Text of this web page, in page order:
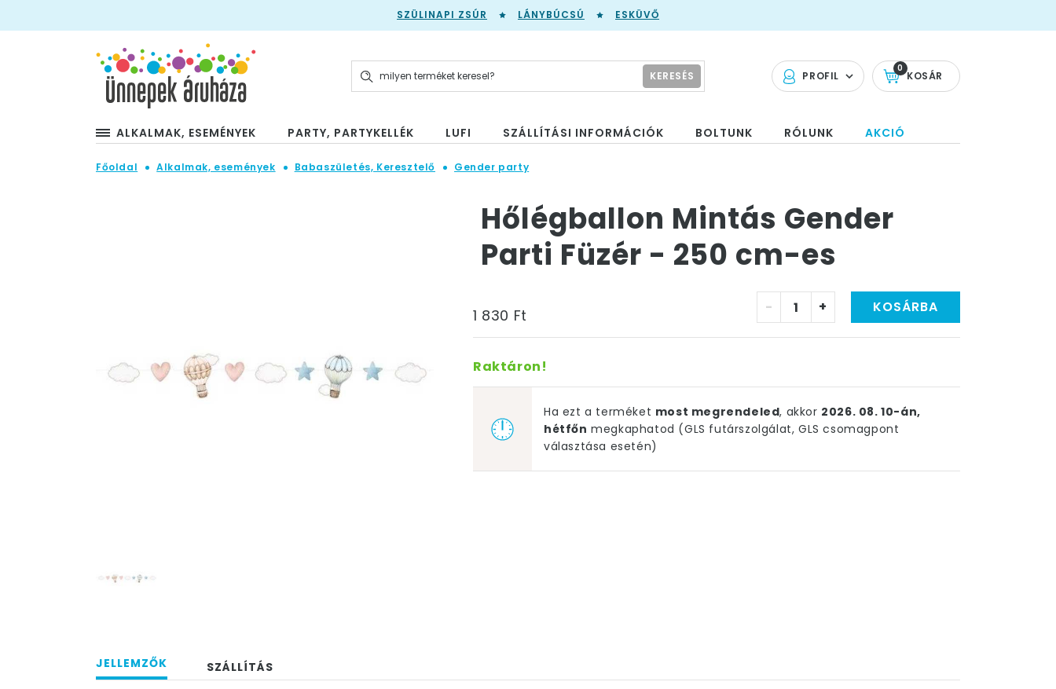
SZÜLINAPI ZSÚR LÁNYBÚCSÚ ESKÜVŐ
PROFIL KOSÁR
0
KERESÉS
ALKALMAK, ESEMÉNYEK PARTY, PARTYKELLÉK LUFI SZÁLLÍTÁSI INFORMÁCIÓK BOLTUNK RÓLUNK AKCIÓ
Főoldal Alkalmak, események Babaszületés, Keresztelő Gender party
Hőlégballon Mintás Gender
Parti Füzér - 250 cm-es
1 830 Ft - + KOSÁRBA
Raktáron!
Ha ezt a terméket most megrendeled, akkor 2026. 08. 10-án,
hétfőn megkaphatod (GLS futárszolgálat, GLS csomagpont
választása esetén)
JELLEMZŐK SZÁLLÍTÁS